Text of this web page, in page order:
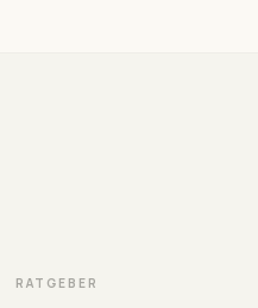
RATGEBER